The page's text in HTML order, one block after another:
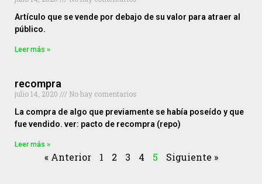
Artículo que se vende por debajo de su valor para atraer al
público.
Leer más »
recompra
julio 14, 2020
No hay comentarios
La compra de algo que previamente se había poseído y que
fue vendido. ver: pacto de recompra (repo)
Leer más »
« Anterior 1 2 3 4 5 Siguiente »